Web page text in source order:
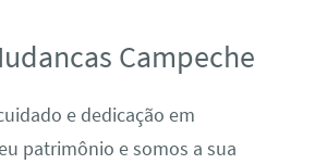
Campeche
e dedicação em
patrimônio e somos a sua